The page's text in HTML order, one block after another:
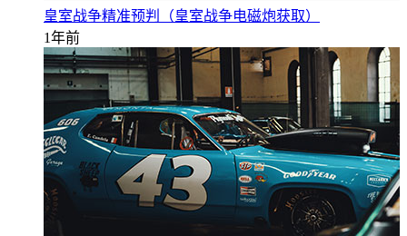
皇室战争精准预判（皇室战争电磁炮获取）
1年前